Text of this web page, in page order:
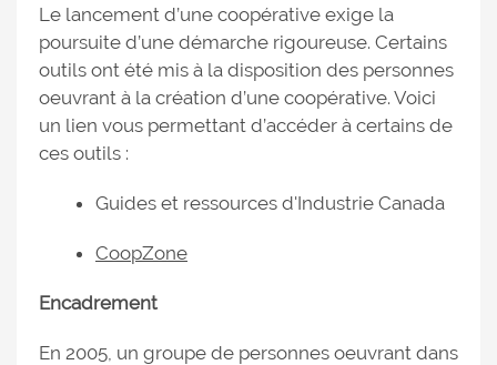
Le lancement d’une coopérative exige la
poursuite d’une démarche rigoureuse. Certains
outils ont été mis à la disposition des personnes
oeuvrant à la création d’une coopérative. Voici
un lien vous permettant d’accéder à certains de
ces outils :
Guides et ressources d'Industrie Canada
CoopZone
Encadrement
En 2005, un groupe de personnes oeuvrant dans